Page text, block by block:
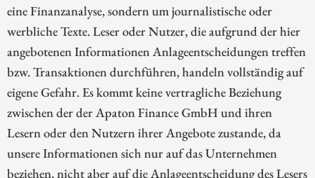
eine Finanzanalyse, sondern um journalistische oder
werbliche Texte. Leser oder Nutzer, die aufgrund der hier
angebotenen Informationen Anlageentscheidungen treffen
bzw. Transaktionen durchführen, handeln vollständig auf
eigene Gefahr. Es kommt keine vertragliche Beziehung
zwischen der der Apaton Finance GmbH und ihren
Lesern oder den Nutzern ihrer Angebote zustande, da
unsere Informationen sich nur auf das Unternehmen
beziehen, nicht aber auf die Anlageentscheidung des Lesers